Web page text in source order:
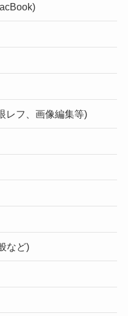
レフ、画像編集等)
など)